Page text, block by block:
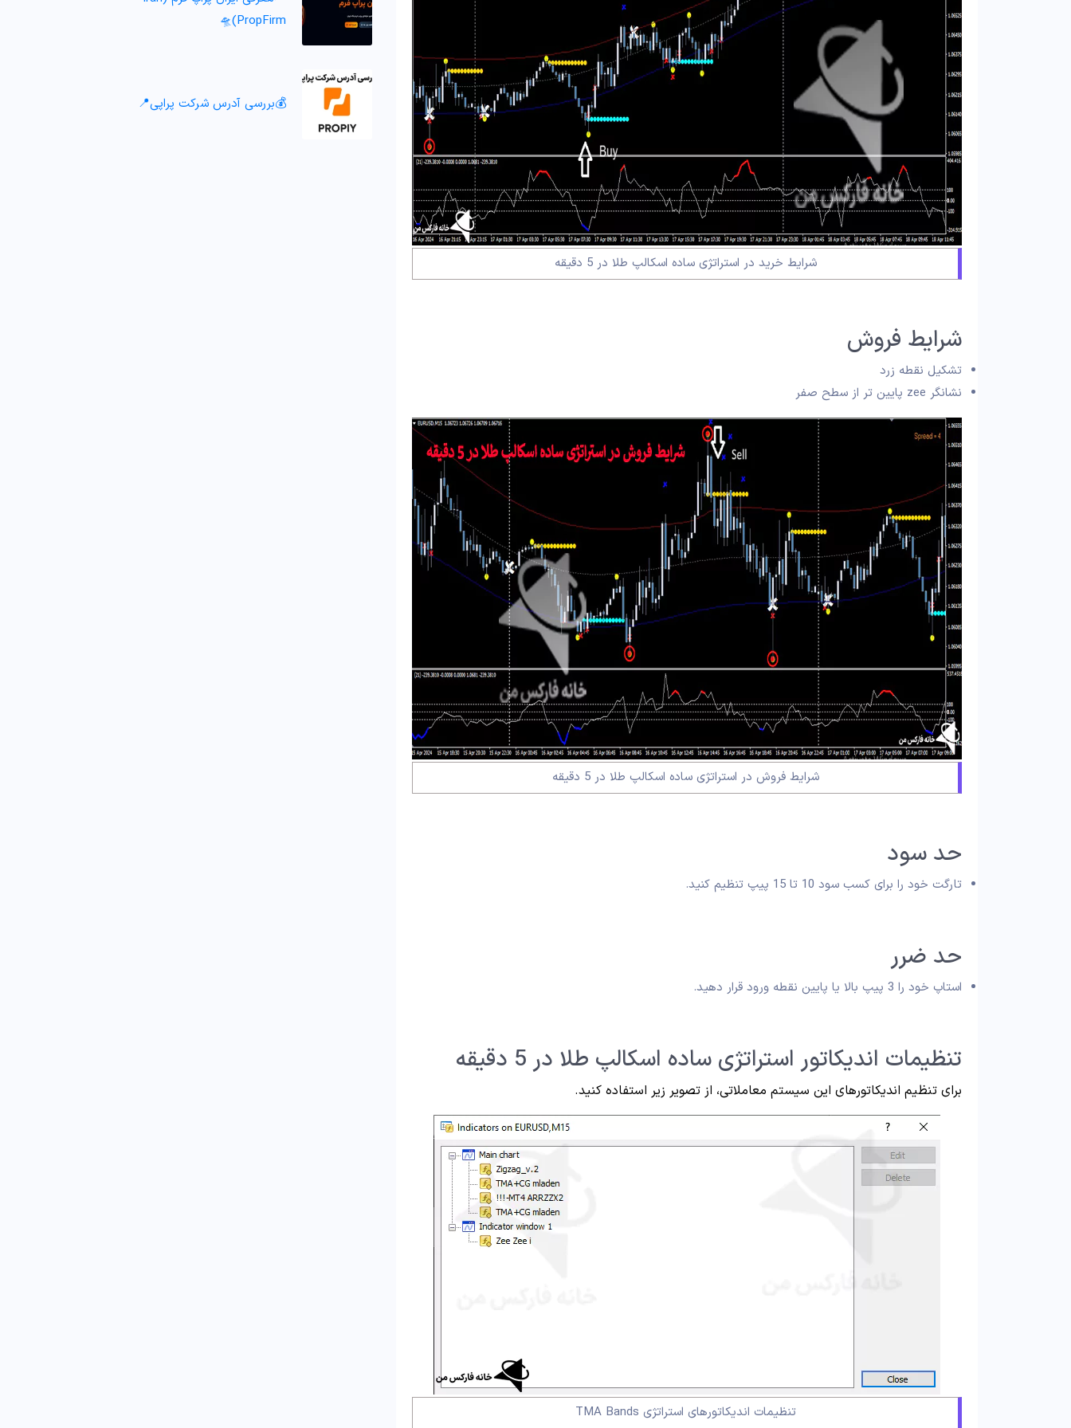
شرایط خرید در استراتژی ساده اسکالپ طلا در 5 دقیقه
شرایط فروش
تشکیل نقطه زرد
نشانگر zee پایین تر از سطح صفر
شرایط فروش در استراتژی ساده اسکالپ طلا در 5 دقیقه
حد سود
تارگت خود را برای کسب سود 10 تا 15 پیپ تنظیم کنید.
حد ضرر
استاپ خود را 3 پیپ بالا یا پایین نقطه ورود قرار دهید.
تنظیمات اندیکاتور استراتژی ساده اسکالپ طلا در 5 دقیقه
برای تنظیم اندیکاتورهای این سیستم معاملاتی، از تصویر زیر استفاده کنید.
تنظیمات اندیکاتورهای استراتژی TMA Bands
PropFirm)🛸
💰بررسی آدرس شرکت پراپی📍